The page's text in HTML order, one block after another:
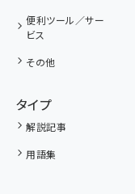
便利ツール／サー
ビス
その他
タイプ
解説記事
用語集